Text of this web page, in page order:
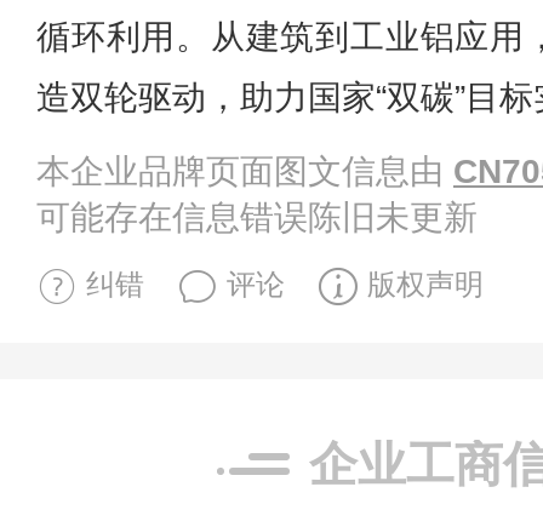
循环利用。从建筑到工业铝应用
造双轮驱动，助力国家“双碳”目
本企业品牌页面图文信息由
可能存在信息错误陈旧未更新
纠错 评论 版权声明
企业工商